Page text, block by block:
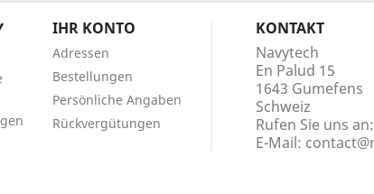
IHR KONTO
Adressen
Bestellungen
Persönliche Angaben
Rückvergütungen
KONTAKT
Navytech
En Palud 15
1643 Gumefens
Schweiz
Rufen Sie uns an:
E-Mail: